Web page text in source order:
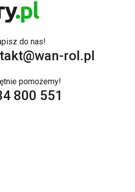
do nas!
rol.pl
pomożemy!
800 551